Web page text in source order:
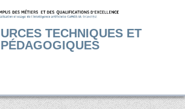
TECHNIQUES ET
PÉDAGOGIQUES